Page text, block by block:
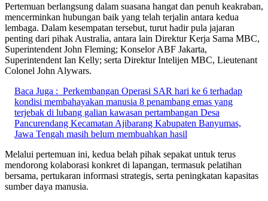
Pertemuan berlangsung dalam suasana hangat dan penuh keakraban,
mencerminkan hubungan baik yang telah terjalin antara kedua
lembaga. Dalam kesempatan tersebut, turut hadir pula jajaran
penting dari pihak Australia, antara lain Direktur Kerja Sama MBC,
Superintendent John Fleming; Konselor ABF Jakarta,
Superintendent Ian Kelly; serta Direktur Intelijen MBC, Lieutenant
Colonel John Alywars.
Baca Juga : Perkembangan Operasi SAR hari ke 6 terhadap
kondisi membahayakan manusia 8 penambang emas yang
terjebak di lubang galian kawasan pertambangan Desa
Pancurendang Kecamatan Ajibarang Kabupaten Banyumas,
Jawa Tengah masih belum membuahkan hasil
Melalui pertemuan ini, kedua belah pihak sepakat untuk terus
mendorong kolaborasi konkret di lapangan, termasuk pelatihan
bersama, pertukaran informasi strategis, serta peningkatan kapasitas
sumber daya manusia.